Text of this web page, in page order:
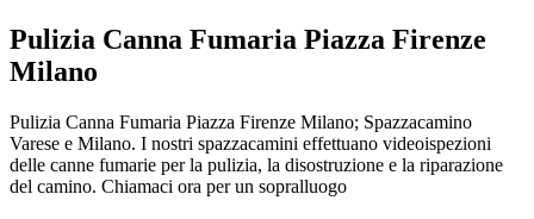
Pulizia Canna Fumaria Piazza Firenze
Milano
Pulizia Canna Fumaria Piazza Firenze Milano; Spazzacamino
Varese e Milano. I nostri spazzacamini effettuano videoispezioni
delle canne fumarie per la pulizia, la disostruzione e la riparazione
del camino. Chiamaci ora per un sopralluogo